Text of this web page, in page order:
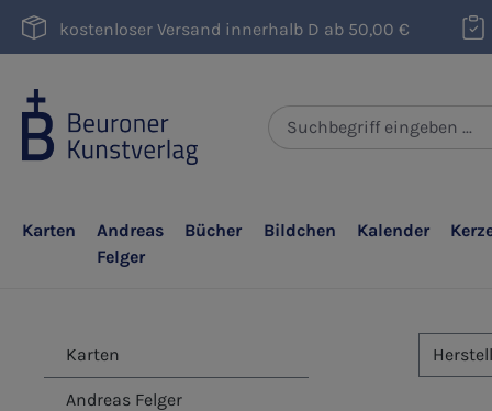
Hauptinhalt springen
Zur Suche springen
Zur Hauptnavigation springen
kostenloser Versand innerhalb D ab 50,00 €
Karten
Andreas
Felger
Bücher Bildchen Kalender
Karten
Andreas Felger